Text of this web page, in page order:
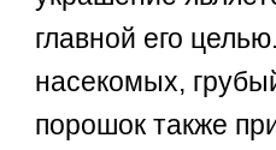
главной его
насекомых,
порошок также